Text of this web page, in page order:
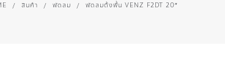
/ สินค้า / พัดลม / พัดลมตั้งพื้น VENZ F2DT 20″